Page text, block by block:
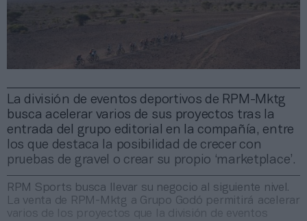
La división de eventos deportivos de RPM-Mktg
busca acelerar varios de sus proyectos tras la
entrada del grupo editorial en la compañía, entre
los que destaca la posibilidad de crecer con
pruebas de gravel o crear su propio ‘marketplace’.
RPM Sports busca llevar su negocio al siguiente nivel.
La venta de RPM-Mktg a Grupo Godó permitirá acelerar
varios de los proyectos que la división de eventos